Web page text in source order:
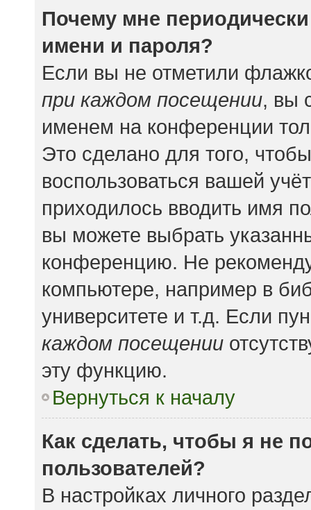
Почему мне
имени и пароля?
Если вы не отметили
при каждом посещении, вы
именем на конференции
Это сделано для того,
воспользоваться вашей
приходилось вводить имя
вы можете выбрать
конференцию. Не
компьютере, например в
университете и т.д. Если
каждом посещении
эту функцию.
Вернуться к началу
Как сделать, чтобы я не
пользователей?
В настройках личного